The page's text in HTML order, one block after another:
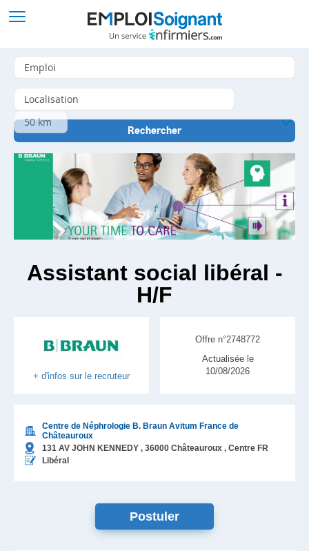
Assistant social libéral -
H/F
+ d'infos sur le recruteur
Centre de Néphrologie B. Braun Avitum France de
Châteauroux
131 AV JOHN KENNEDY , 36000 Châteauroux , Centre FR
Libéral
Offre n°2748772
Actualisée le
10/08/2026
Postuler